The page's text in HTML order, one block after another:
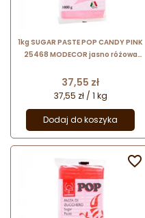
1kg SUGAR PASTE POP CANDY PINK
25468 MODECOR jasno różowa
Cena
37,55 zł
37,55 zł / 1 kg
Dodaj do koszyka
